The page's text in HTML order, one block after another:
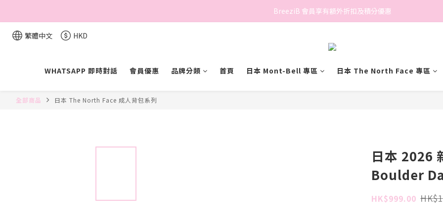
香港地區滿$500免費送貨 (離島區及偏遠地區除外)
BreeziB 會員享有額外折扣及積分優惠
繁體中文 HKD
WHATSAPP 即時對話 會員優惠 品牌分類 首頁 日本 Mont-Bell 專區 日本 The North Face 專區
全部商品 日本 The North Face 成人背包系列
日本 2026
Boulder
HK$999.00